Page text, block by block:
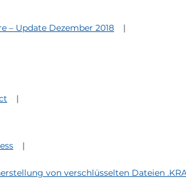
– Update Dezember 2018
von verschlüsselten Dateien